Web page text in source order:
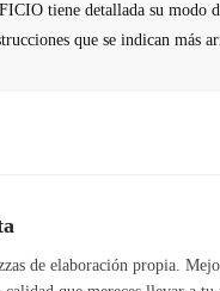
tiene detallada su modo
que se indican más
de elaboración propia.